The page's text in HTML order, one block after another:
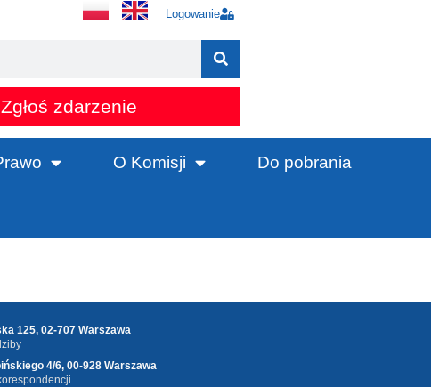
Logowanie
Zgłoś zdarzenie
O Komisji Do pobrania
125, 02-707 Warszawa
4/6, 00-928 Warszawa